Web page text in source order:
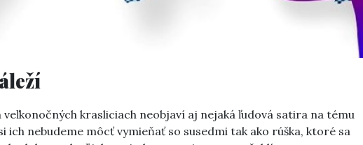
krasliciach neobjaví aj nejaká ľudová satira na tému
ich nebudeme môcť vymieňať so susedmi tak ako rúška, ktoré sa